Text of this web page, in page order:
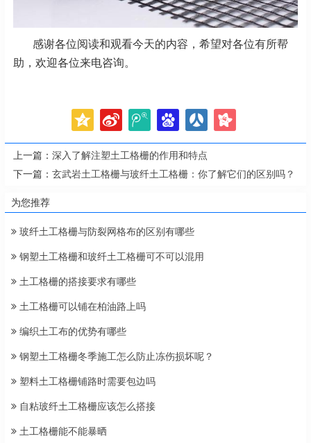
感谢各位阅读和观看今天的内容，希望对各位有所帮
助，欢迎各位来电咨询。
上一篇： 深入了解注塑土工格栅的作用和特点
下一篇： 玄武岩土工格栅与玻纤土工格栅：你了解它们的区别吗？
为您推荐
玻纤土工格栅与防裂网格布的区别有哪些
钢塑土工格栅和玻纤土工格栅可不可以混用
土工格栅的搭接要求有哪些
土工格栅可以铺在柏油路上吗
编织土工布的优势有哪些
钢塑土工格栅冬季施工怎么防止冻伤损坏呢？
塑料土工格栅铺路时需要包边吗
自粘玻纤土工格栅应该怎么搭接
土工格栅能不能暴晒